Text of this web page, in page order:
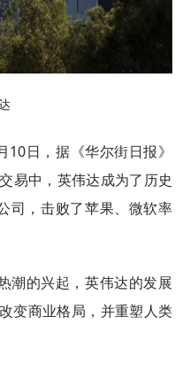
日，据《华尔街日报》
易中，英伟达成为了历史
司，击败了苹果、微软率
潮的兴起，英伟达的发展
变商业格局，并重塑人类